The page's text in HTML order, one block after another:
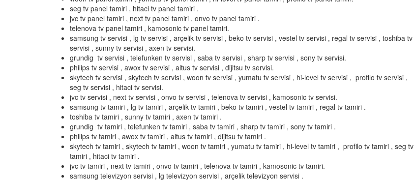
seg tv panel tamiri , hitaci tv panel tamiri .
jvc tv panel tamiri , next tv panel tamiri , onvo tv panel tamiri .
telenova tv panel tamiri , kamosonic tv panel tamiri.
samsung tv servisi , lg tv servisi , arçelik tv servisi , beko tv servisi , vestel tv servisi , regal tv servisi , toshiba tv
servisi , sunny tv servisi , axen tv servisi.
grundig tv servisi , telefunken tv servisi , saba tv servisi , sharp tv servisi , sony tv servisi.
philips tv servisi , awox tv servisi , altus tv servisi , dijitsu tv servisi.
skytech tv servisi , skytech tv servisi , woon tv servisi , yumatu tv servisi , hi-level tv servisi , profilo tv servisi ,
seg tv servisi , hitaci tv servisi.
jvc tv servisi , next tv servisi , onvo tv servisi , telenova tv servisi , kamosonic tv servisi.
samsung tv tamiri , lg tv tamiri , arçelik tv tamiri , beko tv tamiri , vestel tv tamiri , regal tv tamiri .
toshiba tv tamiri , sunny tv tamiri , axen tv tamiri .
grundig tv tamiri , telefunken tv tamiri , saba tv tamiri , sharp tv tamiri , sony tv tamiri .
philips tv tamiri , awox tv tamiri , altus tv tamiri , dijitsu tv tamiri .
skytech tv tamiri , skytech tv tamiri , woon tv tamiri , yumatu tv tamiri , hi-level tv tamiri , profilo tv tamiri , seg tv
tamiri , hitaci tv tamiri .
jvc tv tamiri , next tv tamiri , onvo tv tamiri , telenova tv tamiri , kamosonic tv tamiri.
samsung televizyon servisi , lg televizyon servisi , arçelik televizyon servisi .